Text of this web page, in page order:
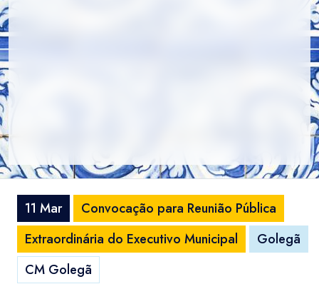
11 Mar
Convocação para Reunião Pública
Extraordinária do Executivo Municipal
Golegã
CM Golegã